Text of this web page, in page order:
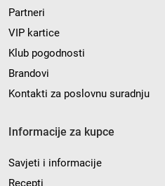
Partneri
VIP kartice
Klub pogodnosti
Brandovi
Kontakti za poslovnu suradnju
Informacije za kupce
Savjeti i informacije
Recepti